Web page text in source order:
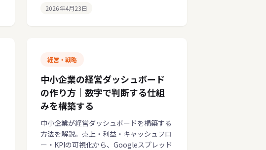
2026年4月23日
経営・戦略
中小企業の経営ダッシュボード
の作り方｜数字で判断する仕組
みを構築する
中小企業が経営ダッシュボードを構築する
方法を解説。売上・利益・キャッシュフロ
ー・KPIの可視化から、Googleスプレッド